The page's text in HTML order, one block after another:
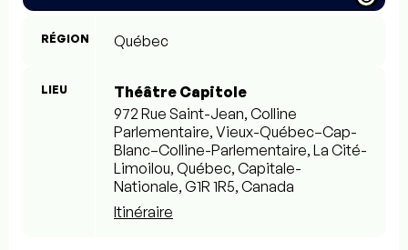
RÉGION Québec
LIEU
Théâtre Capitole
972 Rue Saint-Jean, Colline
Parlementaire, Vieux-Québec–Cap-
Blanc–Colline-Parlementaire, La Cité-
Limoilou, Québec, Capitale-
Nationale, G1R 1R5, Canada
Itinéraire